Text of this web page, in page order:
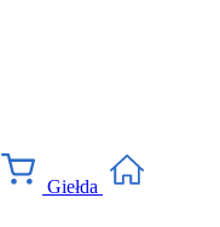
Giełda